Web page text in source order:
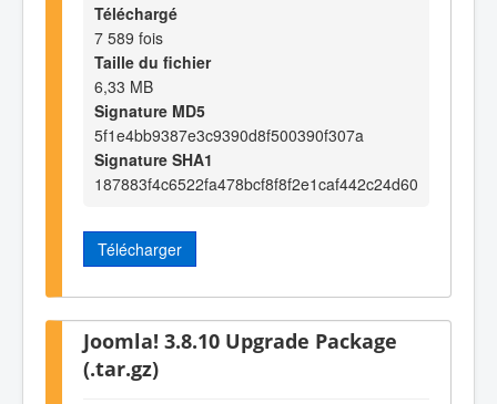
Téléchargé
7 589 fois
Taille du fichier
6,33 MB
Signature MD5
5f1e4bb9387e3c9390d8f500390f307a
Signature SHA1
187883f4c6522fa478bcf8f8f2e1caf442c24d60
Télécharger
Joomla! 3.8.10 Upgrade Package
(.tar.gz)